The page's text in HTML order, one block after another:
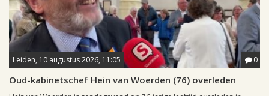
Leiden, 10 augustus 2026, 11:05 0
Oud-kabinetschef Hein van Woerden (76) overleden